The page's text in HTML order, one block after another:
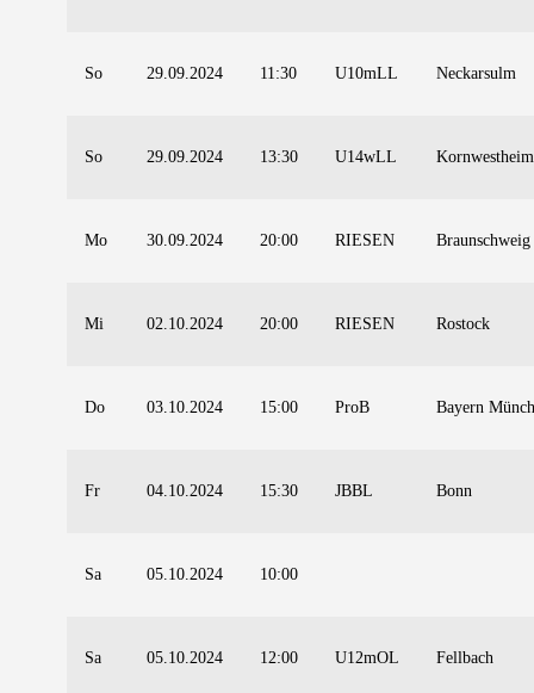
So 29.09.2024 11:30 U10mLL Neckarsulm
So 29.09.2024 13:30 U14wLL Kornwestheim
Mo 30.09.2024 20:00 RIESEN Braunschweig
Mi 02.10.2024 20:00 RIESEN Rostock
Do 03.10.2024 15:00 ProB Bayern
Fr 04.10.2024 15:30 JBBL Bonn
Sa 05.10.2024 10:00
Sa 05.10.2024 12:00 U12mOL Fellbach